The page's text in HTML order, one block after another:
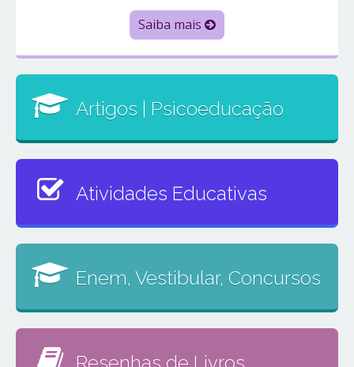
Saiba mais
Artigos | Psicoeducação
Atividades Educativas
Enem, Vestibular, Concursos